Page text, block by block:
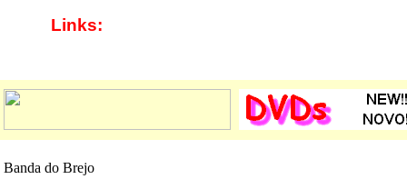
Links:
Banda do Brejo